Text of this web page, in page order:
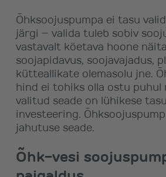
Õhksoojuspumpa ei tasu
järgi – valida tuleb sobiv
vastavalt köetava hoone
soojapidavus, soojavajadus,
kütteallikate olemasolu jne.
hind ei tohiks olla ostu puhul
valitud seade on lühikese
investeering.
jahutuse seade.
Õhk-vesi